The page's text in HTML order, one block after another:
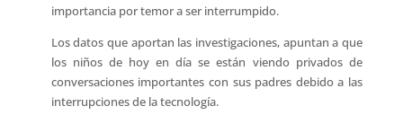
importancia por temor a ser interrumpido.
Los datos que aportan las investigaciones, apuntan a que
los niños de hoy en día se están viendo privados de
conversaciones importantes con sus padres debido a las
interrupciones de la tecnología.